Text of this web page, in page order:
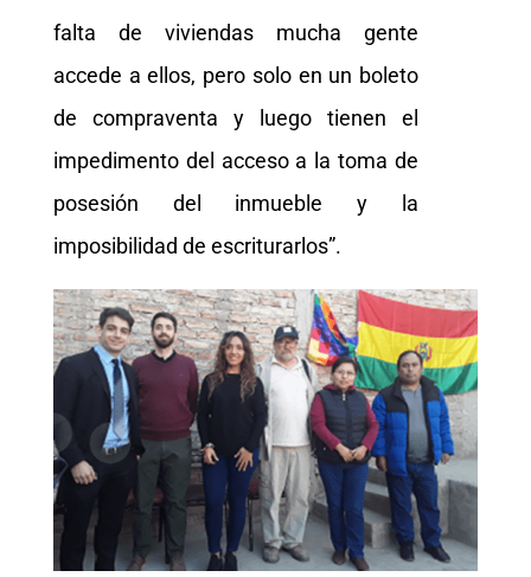
falta de viviendas mucha gente
accede a ellos, pero solo en un boleto
de compraventa y luego tienen el
impedimento del acceso a la toma de
posesión del inmueble y la
imposibilidad de escriturarlos”.